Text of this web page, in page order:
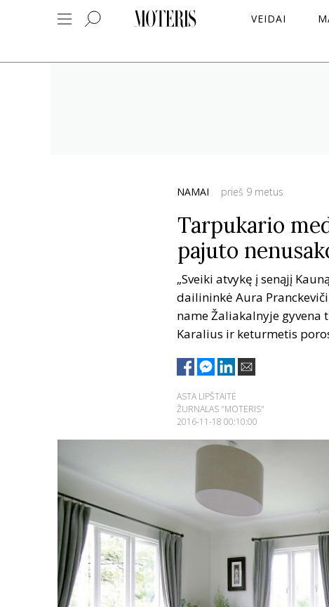
VEIDAI
NAMAI prieš 9 metus
Tarpukario
pajuto
„Sveiki atvykę į senąjį
dailininkė Aura
name Žaliakalnyje gyvena
Karalius ir keturmetis
ASTA LIPŠTAITĖ
ŽURNALAS "MOTERIS"
2016-11-18 00:10:00